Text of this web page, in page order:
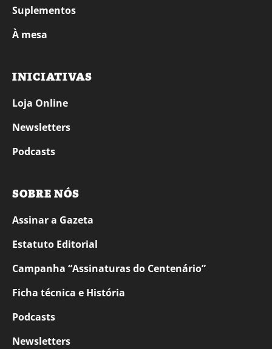
Suplementos
À mesa
INICIATIVAS
Loja Online
Newsletters
Podcasts
SOBRE NÓS
Assinar a Gazeta
Estatuto Editorial
Campanha “Assinaturas do Centenário”
Ficha técnica e História
Podcasts
Newsletters